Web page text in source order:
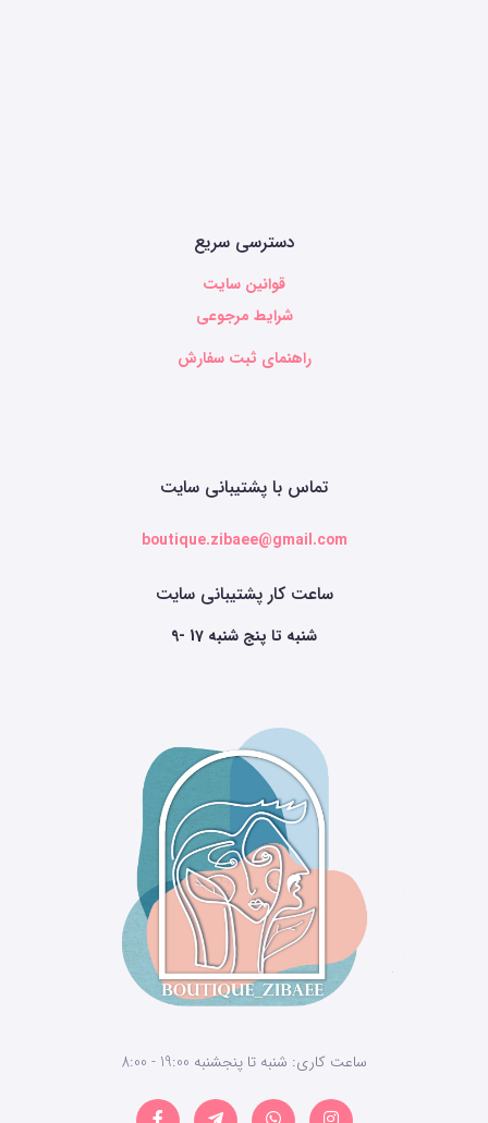
دسترسی سریع
قوانین سایت
شرایط مرجوعی
راهنمای ثبت سفارش
تماس با پشتیبانی سایت
boutique.zibaee@gmail.com
ساعت کار پشتیبانی سایت
9- 17 شنبه تا پنج شنبه
ساعت کاری: شنبه تا پنجشنبه 19:00 - 8:00